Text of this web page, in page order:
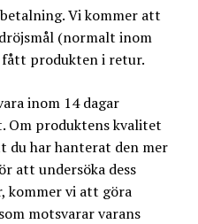
Vi kommer att
(normalt inom
produkten i retur.
inom 14 dagar
Om produktens kvalitet
du har hanterat den mer
att undersöka dess
kommer vi att göra
motsvarar varans